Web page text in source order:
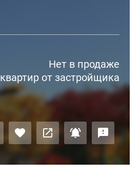
Нет в продаже
квартир от застройщика